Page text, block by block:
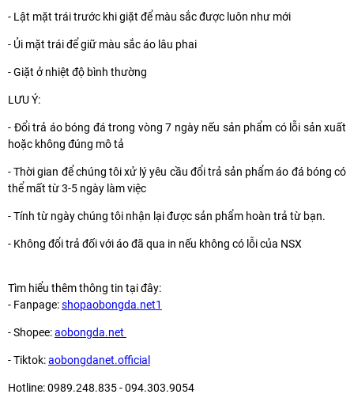
- Lật mặt trái trước khi giặt để màu sắc được luôn như mới
- Ủi mặt trái để giữ màu sắc áo lâu phai
- Giặt ở nhiệt độ bình thường
LƯU Ý:
- Đổi trả áo bóng đá trong vòng 7 ngày nếu sản phẩm có lỗi sản xuất
hoặc không đúng mô tả
- Thời gian để chúng tôi xử lý yêu cầu đổi trả sản phẩm áo đá bóng có
thể mất từ 3-5 ngày làm việc
- Tính từ ngày chúng tôi nhận lại được sản phẩm hoàn trả từ bạn.
- Không đổi trả đối với áo đã qua in nếu không có lỗi của NSX
Tìm hiểu thêm thông tin tại đây:
- Fanpage:shopaobongda.net1
- Shopee:aobongda.net
- Tiktok:aobongdanet.official
Hotline: 0989.248.835 - 094.303.9054